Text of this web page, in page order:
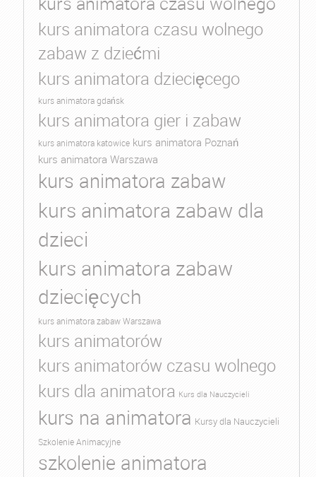
kurs animatora czasu wolnego
zabaw z dziećmi
kurs animatora dziecięcego
kurs animatora gdańsk
kurs animatora gier i zabaw
kurs animatora katowice kurs animatora Poznań
kurs animatora Warszawa
kurs animatora zabaw
kurs animatora zabaw dla
dzieci
kurs animatora zabaw
dziecięcych
kurs animatora zabaw Warszawa
kurs animatorów
kurs animatorów czasu wolnego
kurs dla animatora Kurs dla Nauczycieli
kurs na animatora Kursy dla Nauczycieli
Szkolenie Animacyjne
szkolenie animatora